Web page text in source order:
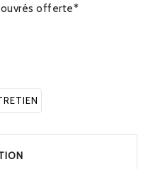
ouvrés offerte*